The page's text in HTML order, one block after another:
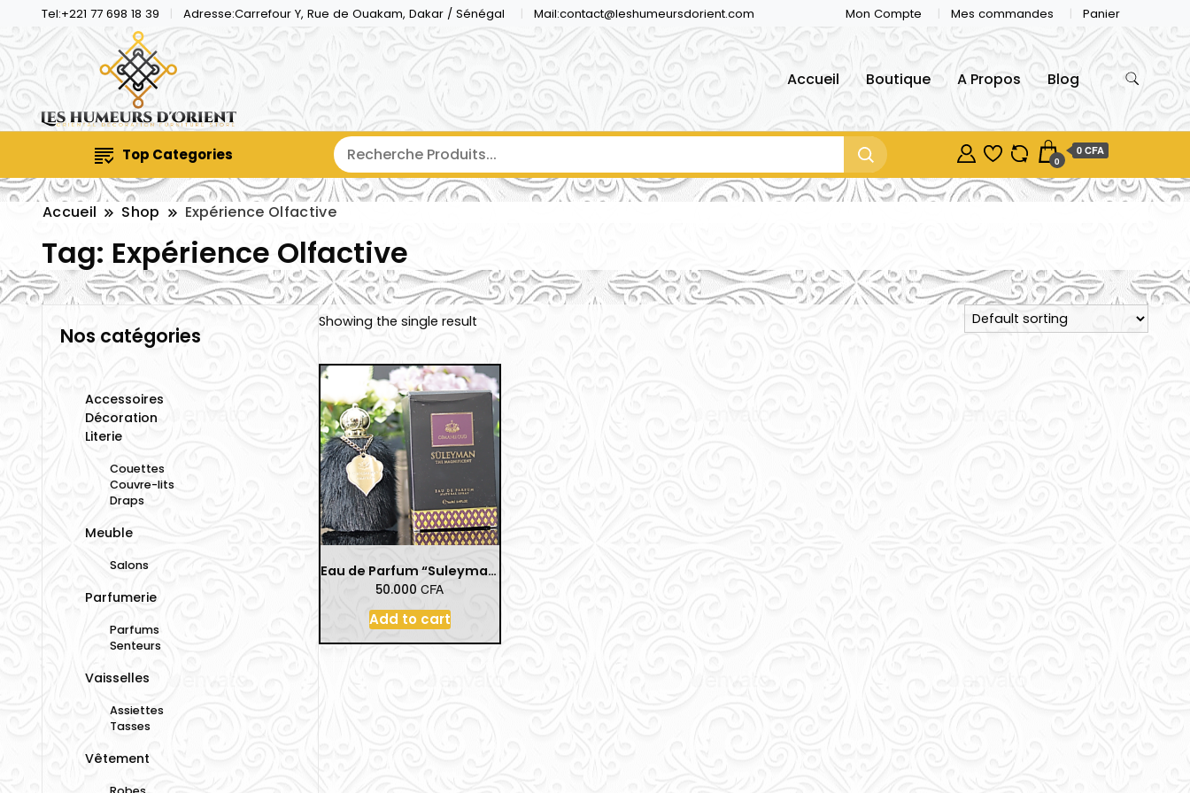
Tel:+221 77 698 18 39 Adresse:Carrefour Y, Rue de Ouakam, Dakar / Sénégal Mail:contact@leshumeursdorient.com Mon Compte Mes commandes Panier
Accueil Boutique A Propos Blog
Top Categories 0
0 CFA
Accueil Shop Expérience Olfactive
Tag: Expérience Olfactive
Showing the single result
Eau de Parfum “Suleyman the Magnificent” – 100 ml
50.000CFA
Add to cart
Nos catégories
Accessoires
Décoration
Literie
Couettes
Couvre-lits
Draps
Meuble
Salons
Parfumerie
Parfums
Senteurs
Vaisselles
Assiettes
Tasses
Vêtement